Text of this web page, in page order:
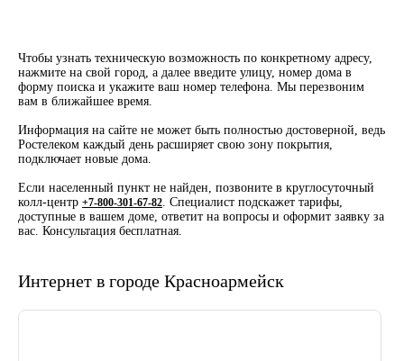
Чтобы узнать техническую возможность по конкретному адресу,
нажмите на свой город, а далее введите улицу, номер дома в
форму поиска и укажите ваш номер телефона. Мы перезвоним
вам в ближайшее время.
Информация на сайте не может быть полностью достоверной, ведь
Ростелеком каждый день расширяет свою зону покрытия,
подключает новые дома.
Если населенный пункт не найден, позвоните в круглосуточный
колл-центр +7-800-301-67-82. Специалист подскажет тарифы,
доступные в вашем доме, ответит на вопросы и оформит заявку за
вас. Консультация бесплатная.
Интернет в городе Красноармейск